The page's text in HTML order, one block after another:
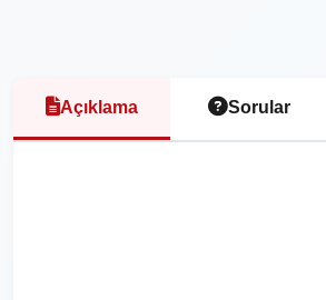
Açıklama Sorular